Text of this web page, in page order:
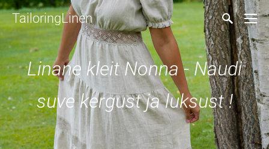
TailoringLinen
Linane kleit Nonna - Naudi
suve kergust ja luksust !